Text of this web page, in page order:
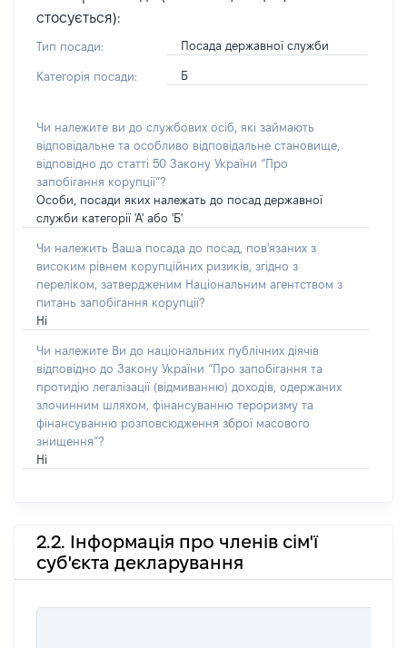
стосується):
Тип посади: Посада державної служби
Категорія посади: Б
Чи належите ви до службових осіб, які займають
відповідальне та особливо відповідальне становище,
відповідно до статті 50 Закону України “Про
запобігання корупції”?
Особи, посади яких належать до посад державної
служби категорії 'А' або 'Б'
Чи належить Ваша посада до посад, пов'язаних з
високим рівнем корупційних ризиків, згідно з
переліком, затвердженим Національним агентством з
питань запобігання корупції?
Ні
Чи належите Ви до національних публічних діячів
відповідно до Закону України “Про запобігання та
протидію легалізації (відмиванню) доходів, одержаних
злочинним шляхом, фінансуванню тероризму та
фінансуванню розповсюдження зброї масового
знищення”?
Ні
2.2. Інформація про членів сім'ї
суб'єкта декларування